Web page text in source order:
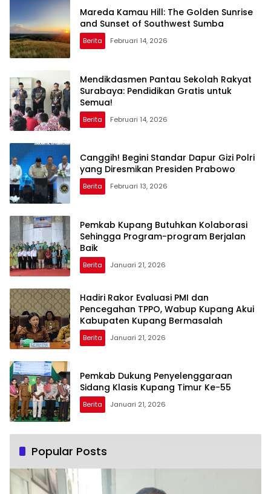
Mareda Kamau Hill: The Golden Sunrise
and Sunset of Southwest Sumba
Berita Februari 14, 2026
Mendikdasmen Pantau Sekolah Rakyat
Surabaya: Pendidikan Gratis untuk
Semua!
Berita Februari 14, 2026
Canggih! Begini Standar Dapur Gizi Polri
yang Diresmikan Presiden Prabowo
Berita Februari 13, 2026
Pemkab Kupang Butuhkan Kolaborasi
Sehingga Program-program Berjalan
Baik
Berita Januari 21, 2026
Hadiri Rakor Evaluasi PMI dan
Pencegahan TPPO, Wabup Kupang Akui
Kabupaten Kupang Bermasalah
Berita Januari 21, 2026
Pemkab Dukung Penyelenggaraan
Sidang Klasis Kupang Timur Ke-55
Berita Januari 21, 2026
Popular Posts